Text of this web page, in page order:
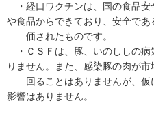
・経口ワクチンは、国の食品安
や食品からできており、安全であ
価されたものです。
・ＣＳＦは、豚、いのししの病
りません。また、感染豚の肉が市
回ることはありませんが、仮
影響はありません。